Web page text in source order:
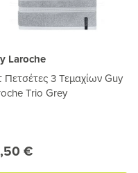
Laroche
Πετσέτες 3 Τεμαχίων Guy
Trio Grey
€